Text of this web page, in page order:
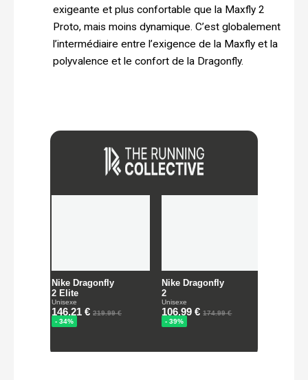
exigeante et plus confortable que la Maxfly 2
Proto, mais moins dynamique. C’est globalement
l’intermédiaire entre l’exigence de la Maxfly et la
polyvalence et le confort de la Dragonfly.